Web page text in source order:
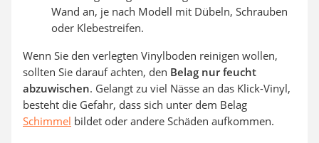
Wand an, je nach Modell mit Dübeln, Schrauben
oder Klebestreifen.
Wenn Sie den verlegten Vinylboden reinigen wollen,
sollten Sie darauf achten, den Belag nur feucht
abzuwischen. Gelangt zu viel Nässe an das Klick-Vinyl,
besteht die Gefahr, dass sich unter dem Belag
Schimmel bildet oder andere Schäden aufkommen.